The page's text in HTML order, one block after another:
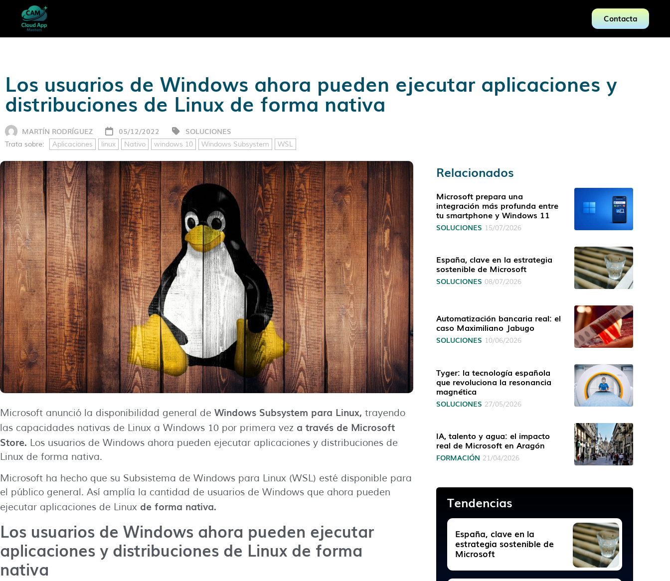
Contacta
Los usuarios de Windows ahora pueden ejecutar aplicaciones y
distribuciones de Linux de forma nativa
MARTÍN RODRÍGUEZ 05/12/2022 SOLUCIONES
Trata sobre: Aplicaciones linux Nativo windows 10 Windows Subsystem WSL
Microsoft anunció la disponibilidad general de Windows Subsystem para Linux, trayendo
las capacidades nativas de Linux a Windows 10 por primera vez a través de Microsoft
Store. Los usuarios de Windows ahora pueden ejecutar aplicaciones y distribuciones de
Linux de forma nativa.
Microsoft ha hecho que su Subsistema de Windows para Linux (WSL) esté disponible para
el público general. Así amplía la cantidad de usuarios de Windows que ahora pueden
ejecutar aplicaciones de Linux de forma nativa.
Los usuarios de Windows ahora pueden ejecutar
aplicaciones y distribuciones de Linux de forma
nativa
Relacionados
Microsoft prepara una
integración más profunda entre
tu smartphone y Windows 11
SOLUCIONES 15/07/2026
España, clave en la estrategia
sostenible de Microsoft
SOLUCIONES 08/07/2026
Automatización bancaria real: el
caso Maximiliano Jabugo
SOLUCIONES 10/06/2026
Tyger: la tecnología española
que revoluciona la resonancia
magnética
SOLUCIONES 27/05/2026
IA, talento y agua: el impacto
real de Microsoft en Aragón
FORMACIÓN 21/04/2026
Tendencias
España, clave en la
estrategia sostenible de
Microsoft